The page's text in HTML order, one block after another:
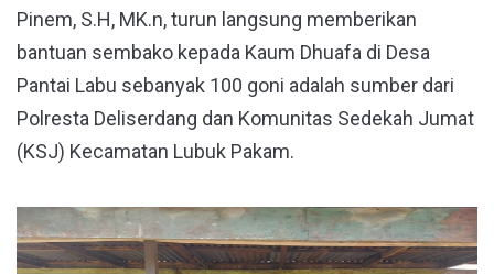
Pinem, S.H, MK.n, turun langsung memberikan
bantuan sembako kepada Kaum Dhuafa di Desa
Pantai Labu sebanyak 100 goni adalah sumber dari
Polresta Deliserdang dan Komunitas Sedekah Jumat
(KSJ) Kecamatan Lubuk Pakam.